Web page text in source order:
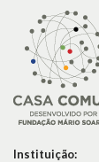
Instituição: